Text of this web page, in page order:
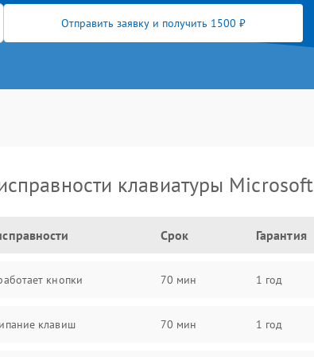
Отправить заявку и получить 1500 ₽
клавиатуры Microsoft
Срок Гарантия
кнопки 70 мин 1 год
клавиш 70 мин 1 год